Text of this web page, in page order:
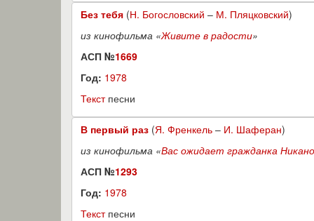
Без тебя (Н. Богословский – М. Пляцковский)
из кинофильма «Живите в радости»
АСП №1669
Год: 1978
Текстпесни
В первый раз (Я. Френкель – И. Шаферан)
из кинофильма «Вас ожидает гражданка
АСП №1293
Год: 1978
Текстпесни